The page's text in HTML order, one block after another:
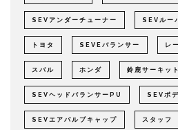
SEVアンダーチューナー SEVルー
トヨタ SEVEバランサー レ
スバル ホンダ 鈴鹿サーキット
SEVヘッドバランサーPU SEVボ
SEVエアバルブキャップ スタッフ